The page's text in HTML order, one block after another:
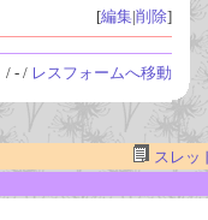
[編集|削除]
/ - / レスフォームへ移動
スレッ